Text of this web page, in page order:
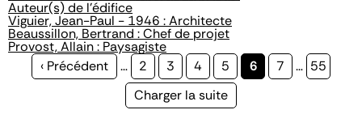
Auteur(s) de l'édifice
Viguier, Jean-Paul - 1946 : Architecte
Beaussillon, Bertrand : Chef de projet
Provost, Allain : Paysagiste
Page
‹ Précédent … Page
2 Page
3 Page
4 Page
5
Page
6 Page
7 … Page
55
Page
Charger la suite